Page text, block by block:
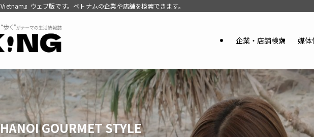
』ウェブ版です。ベトナムの企業や店舗を検索できます。
企業・店舗検索 媒体
GOURMET STYLE